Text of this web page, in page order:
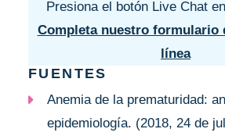
Presiona el botón Live Chat
Completa nuestro formulario
línea
FUENTES
Anemia de la prematuridad:
epidemiología. (2018, 24 de